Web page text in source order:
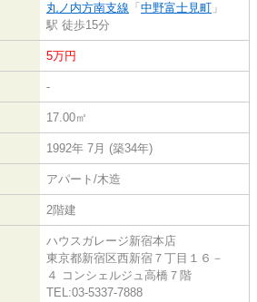
丸ノ内方南支線 「 中野富士見町 」
駅 徒歩15分
5万円
-
17.00㎡
1992年 7月 (築34年)
アパート/木造
2階建
ハウスガレージ新宿本店
東京都新宿区西新宿７丁目１６－
４ コンシェルジュ高橋７階
TEL:03-5337-7888